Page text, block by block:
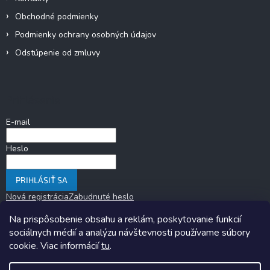
Na prispôsobenie obsahu a reklám, poskytovanie funkcií
sociálnych médií a analýzu návštevnosti používame súbory
cookie. Viac informáciítu.
Obchodné podmienky
Podmienky ochrany osobných údajov
Odstúpenie od zmluvy
E-mail
Heslo
PRIHLÁSIŤ SA
Nová registráciaZabudnuté heslo